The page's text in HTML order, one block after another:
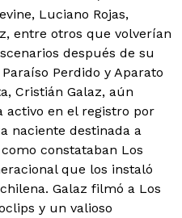
Luciano Rojas,
entre otros que volverían
después de su
Perdido y Aparato
Cristián Galaz, aún
activo en el registro por
naciente destinada a
constataban Los
que los instaló
Galaz filmó a Los
y un valioso